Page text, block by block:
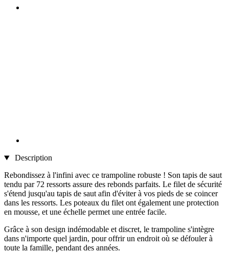
Description
Rebondissez à l'infini avec ce trampoline robuste ! Son tapis de saut
tendu par 72 ressorts assure des rebonds parfaits. Le filet de sécurité
s'étend jusqu'au tapis de saut afin d'éviter à vos pieds de se coincer
dans les ressorts. Les poteaux du filet ont également une protection
en mousse, et une échelle permet une entrée facile.
Grâce à son design indémodable et discret, le trampoline s'intègre
dans n'importe quel jardin, pour offrir un endroit où se défouler à
toute la famille, pendant des années.